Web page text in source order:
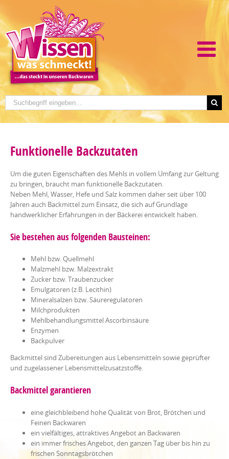
Funktionelle Backzutaten
Um die guten Eigenschaften des Mehls in vollem Umfang zur Geltung
zu bringen, braucht man funktionelle Backzutaten.
Neben Mehl, Wasser, Hefe und Salz kommen daher seit über 100
Jahren auch Backmittel zum Einsatz, die sich auf Grundlage
handwerklicher Erfahrungen in der Bäckerei entwickelt haben.
Sie bestehen aus folgenden Bausteinen:
Mehl bzw. Quellmehl
Malzmehl bzw. Malzextrakt
Zucker bzw. Traubenzucker
Emulgatoren (z.B. Lecithin)
Mineralsalzen bzw. Säureregulatoren
Milchprodukten
Mehlbehandlungsmittel Ascorbinsäure
Enzymen
Backpulver
Backmittel sind Zubereitungen aus Lebensmitteln sowie geprüfter
und zugelassener Lebensmittelzusatzstoffe.
Backmittel garantieren
eine gleichbleibend hohe Qualität von Brot, Brötchen und
Feinen Backwaren
ein vielfältiges, attraktives Angebot an Backwaren
ein immer frisches Angebot, den ganzen Tag über bis hin zu
frischen Sonntagsbrötchen